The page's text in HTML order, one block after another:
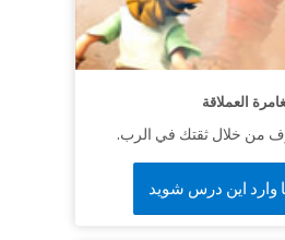
العملاقة
من خلال ثقتك في الرب.
وارد این درس شوید